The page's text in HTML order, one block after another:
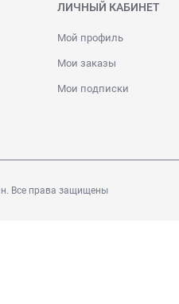
ЛИЧНЫЙ КАБИНЕТ
Мой профиль
Мои заказы
Мои подписки
Все права защищены